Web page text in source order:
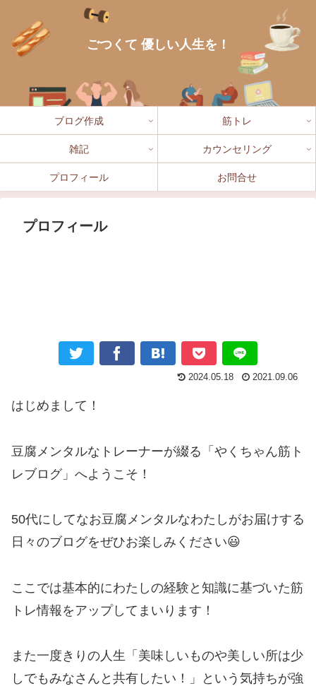
ごつくて 優しい人生を！
ブログ作成 筋トレ
雑記 カウンセリング
プロフィール お問合せ
プロフィール
2024.05.18 2021.09.06
はじめまして！
豆腐メンタルなトレーナーが綴る「やくちゃん筋ト
レブログ」へようこそ！
50代にしてなお豆腐メンタルなわたしがお届けする
日々のブログをぜひお楽しみください😃
ここでは基本的にわたしの経験と知識に基づいた筋
トレ情報をアップしてまいります！
また一度きりの人生「美味しいものや美しい所は少
しでもみなさんと共有したい！」という気持ちが強